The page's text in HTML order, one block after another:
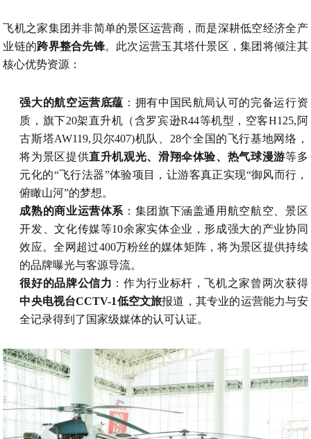
飞机之家集团并非简单的景区运营商，而是深耕低空经济全产
业链的跨界整合先锋。此次运营玉其塔什景区，集团将倾注其
核心优势资源：
强大的航空运营底蕴 ：拥有中国民航局认可的完备运行资
质，旗下20架直升机（含罗宾逊R44等机型，空客H125,阿
古斯塔AW119,贝尔407)机队、28个全国的飞行基地网络，
将为景区提供直升机观光、滑翔伞体验、热气球漫游等多
元化的“飞行法器”体验项目，让游客真正实现“御风而行，
俯瞰山河”的梦想。
成熟的商业运营体系 ：集团旗下涵盖通用航空航空、景区
开发、文化传媒等10余家实体企业，形成强大的产业协同
效应。全网超过400万粉丝的媒体矩阵，将为景区提供持续
的品牌曝光与客源导流。
很好的品牌公信力 ：作为行业标杆，飞机之家曾两次获得
中央电视台CCTV-1低空文旅报道，其专业的运营能力与安
全记录得到了国家级媒体的认可认证。